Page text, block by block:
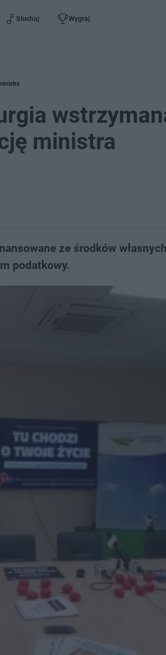
Słuchaj Wygraj
ministra
ze środków
podatkowy.